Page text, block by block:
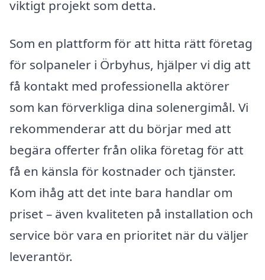
viktigt projekt som detta.
Som en plattform för att hitta rätt företag
för solpaneler i Örbyhus, hjälper vi dig att
få kontakt med professionella aktörer
som kan förverkliga dina solenergimål. Vi
rekommenderar att du börjar med att
begära offerter från olika företag för att
få en känsla för kostnader och tjänster.
Kom ihåg att det inte bara handlar om
priset – även kvaliteten på installation och
service bör vara en prioritet när du väljer
leverantör.